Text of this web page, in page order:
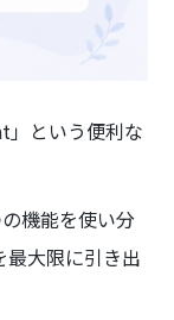
」という便利な
機能を使い分
最大限に引き出